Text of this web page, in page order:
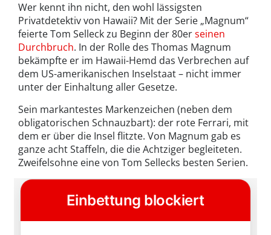
Wer kennt ihn nicht, den wohl lässigsten
Privatdetektiv von Hawaii? Mit der Serie „Magnum“
feierte Tom Selleck zu Beginn der 80erseinen
Durchbruch. In der Rolle des Thomas Magnum
bekämpfte er im Hawaii-Hemd das Verbrechen auf
dem US-amerikanischen Inselstaat – nicht immer
unter der Einhaltung aller Gesetze.
Sein markantestes Markenzeichen (neben dem
obligatorischen Schnauzbart): der rote Ferrari, mit
dem er über die Insel flitzte. Von Magnum gab es
ganze acht Staffeln, die die Achtziger begleiteten.
Zweifelsohne eine von Tom Sellecks besten Serien.